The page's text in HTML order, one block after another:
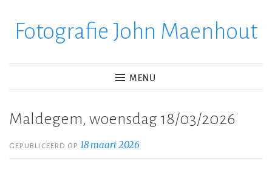
verderFotografie John Maenhout
MENU
Maldegem, woensdag 18/03/2026
GEPUBLICEERD OP18 maart 2026